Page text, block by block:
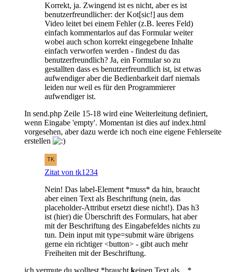
Korrekt, ja. Zwingend ist es nicht, aber es ist
benutzerfreundlicher: der Kot[sic!] aus dem
Video leitet bei einem Fehler (z.B. leeres Feld)
einfach kommentarlos auf das Formular weiter
wobei auch schon korrekt eingegebene Inhalte
einfach verworfen werden - findest du das
benutzerfreundlich? Ja, ein Formular so zu
gestallten dass es benutzerfreundlich ist, ist etwas
aufwendiger aber die Bedienbarkeit darf niemals
leiden nur weil es für den Programmierer
aufwendiger ist.
In send.php Zeile 15-18 wird eine Weiterleitung definiert,
wenn Eingabe 'empty'. Momentan ist dies auf index.html
vorgesehen, aber dazu werde ich noch eine eigene Fehlerseite
erstellen
Zitat von tk1234
Nein! Das label-Element *muss* da hin, braucht
aber einen Text als Beschriftung (nein, das
placeholder-Attribut ersetzt diese nicht!). Das h3
ist (hier) die Überschrift des Formulars, hat aber
mit der Beschriftung des Eingabefeldes nichts zu
tun. Dein input mit type=submit wäre übrigens
gerne ein richtiger <button> - gibt auch mehr
Freiheiten mit der Beschriftung.
ich vermute du wolltest *braucht keinen Text als....*